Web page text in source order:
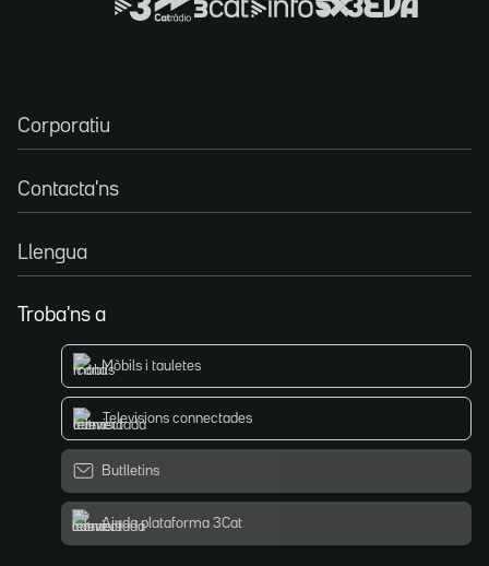
Corporatiu
Contacta'ns
Llengua
Troba'ns a
Mòbils i tauletes
Televisions connectades
Butlletins
Ajuda plataforma 3Cat